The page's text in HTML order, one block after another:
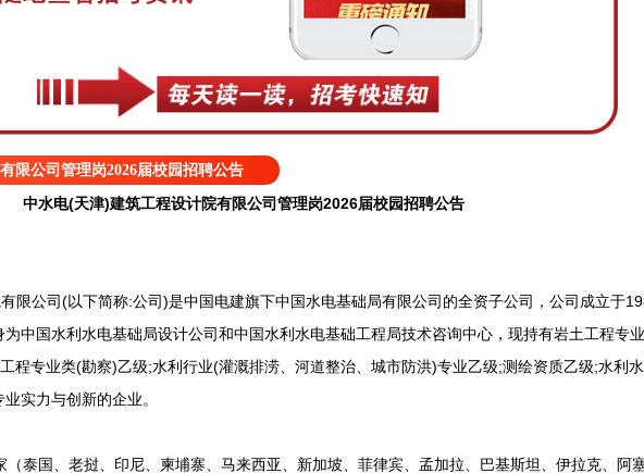
限公司管理岗2026届校园招聘公告
中水电(天津)建筑工程设计院有限公司管理岗2026届校园招聘公告
公司(以下简称:公司)是中国电建旗下中国水电基础局有限公司的全资子公司，公司成立于
中国水利水电基础局设计公司和中国水利水电基础工程局技术咨询中心，现持有岩土工程专
程专业类(勘察)乙级;水利行业(灌溉排涝、河道整治、城市防洪)专业乙级;测绘资质乙级;水利
实力与创新的企业。
国、老挝、印尼、柬埔寨、马来西亚、新加坡、菲律宾、孟加拉、巴基斯坦、伊拉克、阿